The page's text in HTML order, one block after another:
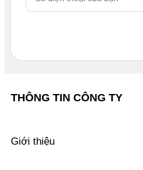
THÔNG TIN CÔNG TY
Giới thiệu